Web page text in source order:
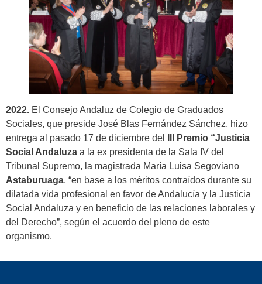
2022. El Consejo Andaluz de Colegio de Graduados
Sociales, que preside José Blas Fernández Sánchez, hizo
entrega al pasado 17 de diciembre del
III Premio “Justicia
Social Andaluza a la ex presidenta de la Sala IV del
Tribunal Supremo, la magistrada María Luisa Segoviano
Astaburuaga, “en base a los méritos contraídos durante su
dilatada vida profesional en favor de Andalucía y la Justicia
Social Andaluza y en beneficio de las relaciones laborales y
del Derecho”, según el acuerdo del pleno de este
organismo.